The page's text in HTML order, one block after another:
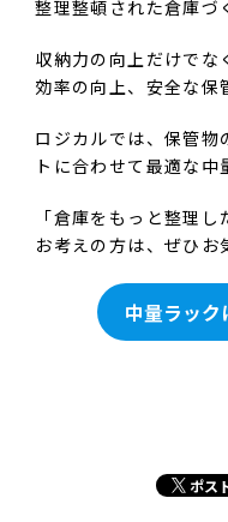
整理整頓された倉庫づ
収納力の向上だけで
効率の向上、安全な保
ロジカルでは、保管物
トに合わせて最適な中
「倉庫をもっと整理
お考えの方は、ぜひお
中量ラック
ポス